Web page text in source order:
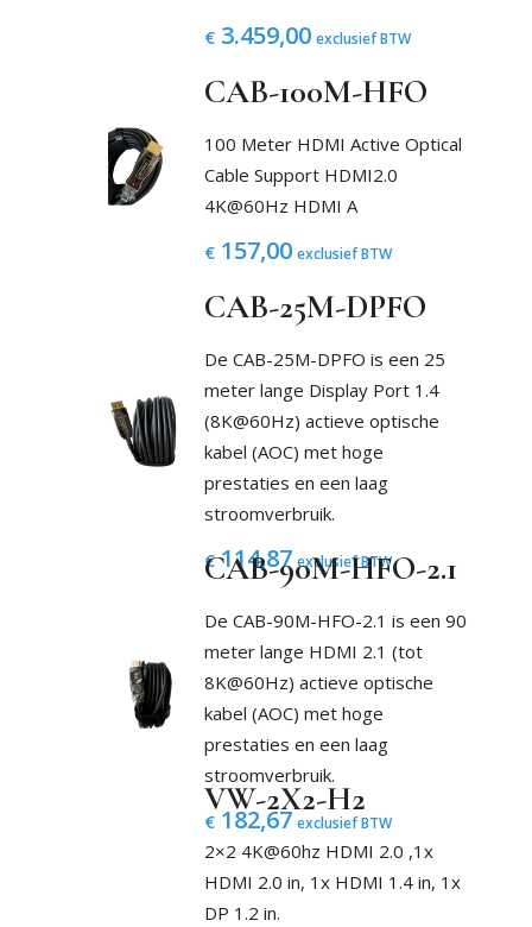
€3.459,00 exclusief BTW
CAB-100M-HFO
100 Meter HDMI Active Optical
Cable Support HDMI2.0
4K@60Hz HDMI A
€157,00 exclusief BTW
CAB-25M-DPFO
De CAB-25M-DPFO is een 25
meter lange Display Port 1.4
(8K@60Hz) actieve optische
kabel (AOC) met hoge
prestaties en een laag
stroomverbruik.
€114,87 exclusief BTW
CAB-90M-HFO-2.1
De CAB-90M-HFO-2.1 is een 90
meter lange HDMI 2.1 (tot
8K@60Hz) actieve optische
kabel (AOC) met hoge
prestaties en een laag
stroomverbruik.
€182,67 exclusief BTW
VW-2X2-H2
2×2 4K@60hz HDMI 2.0 ,1x
HDMI 2.0 in, 1x HDMI 1.4 in, 1x
DP 1.2 in.